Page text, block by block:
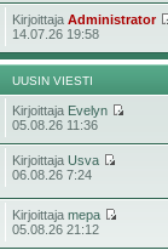
KirjoittajaAdministrator
14.07.26 19:58
UUSIN VIESTI
Kirjoittaja Evelyn
05.08.26 11:36
KirjoittajaUsva
06.08.26 7:24
Kirjoittajamepa
05.08.26 21:12